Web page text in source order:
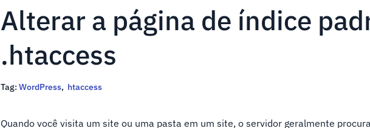
Alterar a página de índice
.htaccess
Tag: WordPress, htaccess
Quando você visita um site ou uma pasta em um site, o servidor geralmente